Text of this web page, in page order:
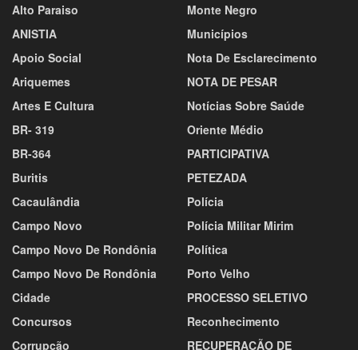
Alto Paraiso
ANISTIA
Apoio Social
Ariquemes
Artes E Cultura
BR- 319
BR-364
Buritis
Cacaulândia
Campo Novo
Campo Novo De Rondônia
Campo Novo De Rondônia
Cidade
Concursos
Corrupção
Monte Negro
Municípios
Nota De Esclarecimento
NOTA DE PESAR
Notícias Sobre Saúde
Oriente Médio
PARTICIPATIVA
PETEZADA
Polícia
Polícia Militar Mirim
Política
Porto Velho
PROCESSO SELETIVO
Reconhecimento
RECUPERAÇÃO DE